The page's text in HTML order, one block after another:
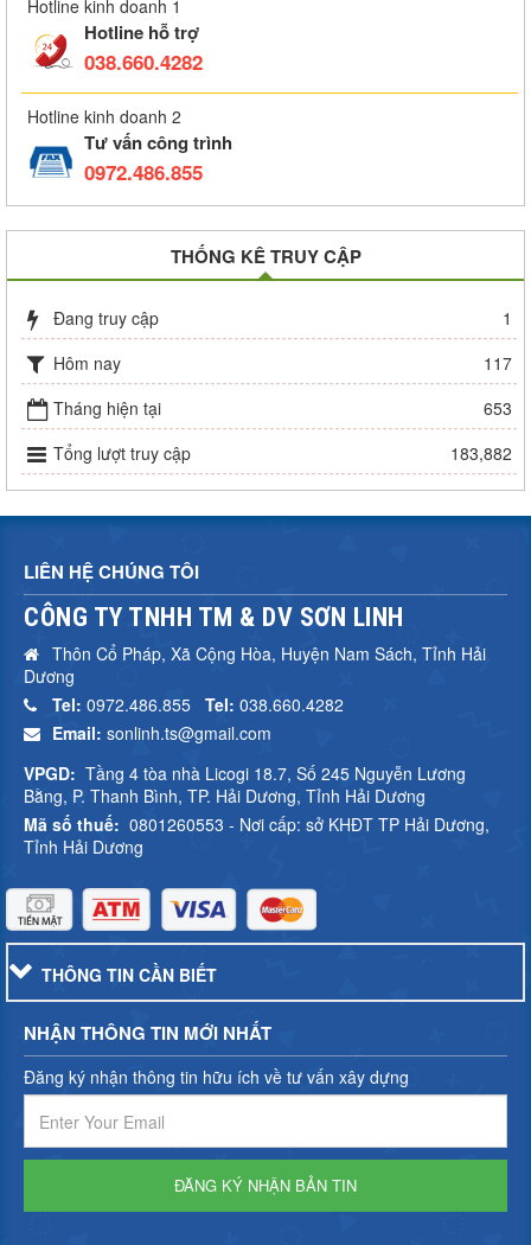
Hotline kinh doanh 1
Hotline hỗ trợ
038.660.4282
Hotline kinh doanh 2
Tư vấn công trình
0972.486.855
THỐNG KÊ TRUY CẬP
Đang truy cập
1
Hôm nay
117
Tháng hiện tại
653
Tổng lượt truy cập
183,882
LIÊN HỆ CHÚNG TÔI
CÔNG TY TNHH TM & DV SƠN LINH
Thôn Cổ Pháp, Xã Cộng Hòa, Huyện Nam Sách, Tỉnh Hải
Dương
Tel: 0972.486.855 Tel: 038.660.4282
Email: sonlinh.ts@gmail.com
VPGD: Tầng 4 tòa nhà Licogi 18.7, Số 245 Nguyễn Lương
Bằng, P. Thanh Bình, TP. Hải Dương, Tỉnh Hải Dương
Mã số thuế: 0801260553 - Nơi cấp: sở KHĐT TP Hải Dương,
Tỉnh Hải Dương
THÔNG TIN CẦN BIẾT
NHẬN THÔNG TIN MỚI NHẤT
Đăng ký nhận thông tin hữu ích về tư vấn xây dựng